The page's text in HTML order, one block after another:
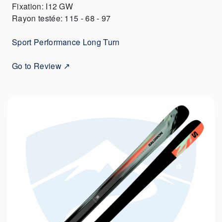
Fixation: I12 GW
Rayon testée: 115 - 68 - 97
Sport Performance Long Turn
Go to Review ↗